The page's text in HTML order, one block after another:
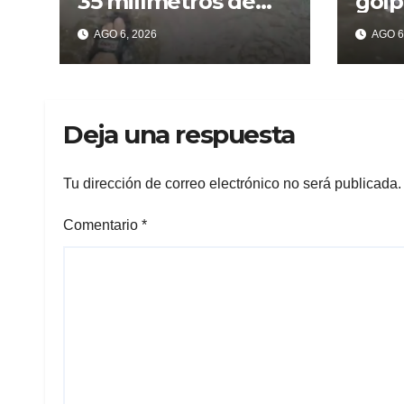
lluvia ya se sienten
los problemas
AGO 6, 2026 AGO
Deja una respuesta
Tu dirección de correo electrónico no será publicada.
Comentario *